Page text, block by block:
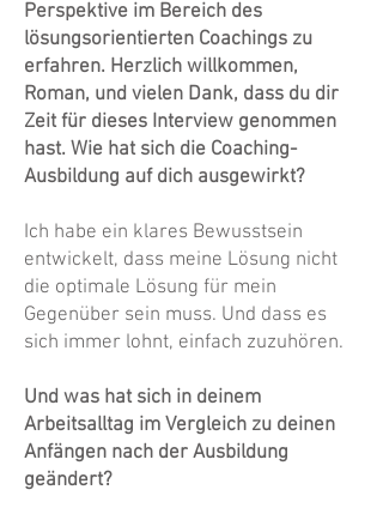
Perspektive im Bereich des
lösungsorientierten Coachings zu
erfahren. Herzlich willkommen,
Roman, und vielen Dank, dass du dir
Zeit für dieses Interview genommen
hast. Wie hat sich die Coaching-
Ausbildung auf dich ausgewirkt?
Ich habe ein klares Bewusstsein
entwickelt, dass meine Lösung nicht
die optimale Lösung für mein
Gegenüber sein muss. Und dass es
sich immer lohnt, einfach zuzuhören.
Und was hat sich in deinem
Arbeitsalltag im Vergleich zu deinen
Anfängen nach der Ausbildung
geändert?